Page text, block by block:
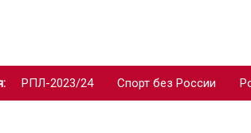
РПЛ-2023/24 Спорт без России